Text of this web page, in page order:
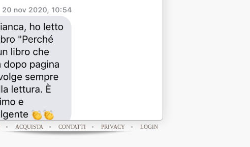
ACQUISTA CONTATTI PRIVACY LOGIN